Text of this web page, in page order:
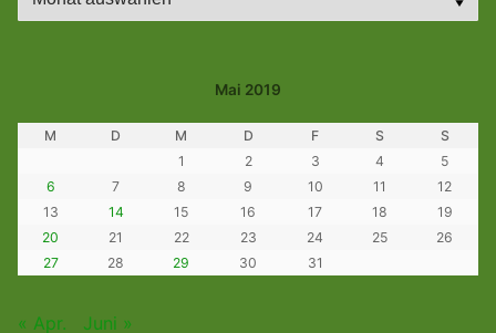
Mai 2019
M D M D F S
S
1
2 3 4
5
6
7 8 9 10 11
12
13
14 15 16 17 18
19
20
21 22 23 24 25
26
27
28 29 30 31
« Apr. Juni »